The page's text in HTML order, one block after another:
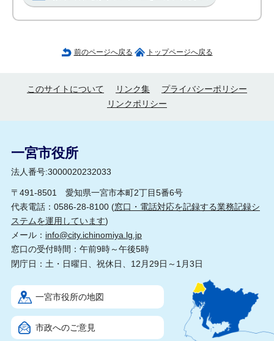
前のページへ戻る トップページへ戻る
このサイトについて リンク集
プライバシーポリシー
リンクポリシー
一宮市役所
法人番号:3000020232033
〒491-8501 愛知県一宮市本町2丁目5番6号
代表電話：0586-28-8100 (窓口・電話対応を記録する業務記録シ
ステムを運用しています)
メール： info@city.ichinomiya.lg.jp
窓口の受付時間：午前9時～午後5時
閉庁日：土・日曜日、祝休日、12月29日～1月3日
一宮市役所の地図
市政へのご意見